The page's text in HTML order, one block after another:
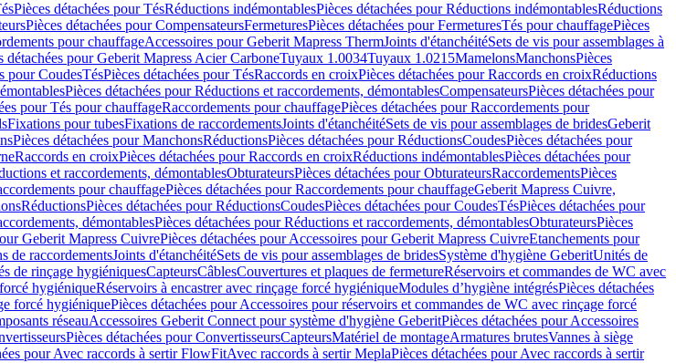
Pièces détachées pour TésRéductions indémontablesPièces détachées pour Réductions indémontablesRéductions
Pièces détachées pour CompensateursFermeturesPièces détachées pour FermeturesTés pour chauffagePièces
pour chauffageAccessoires pour Geberit Mapress ThermJoints d'étanchéitéSets de vis pour assemblages à
détachées pour Geberit Mapress Acier CarboneTuyaux 1.0034Tuyaux 1.0215MamelonsManchonsPièces
pour CoudesTésPièces détachées pour TésRaccords en croixPièces détachées pour Raccords en croixRéductions
Pièces détachées pour Réductions et raccordements, démontablesCompensateursPièces détachées pour
pour Tés pour chauffageRaccordements pour chauffagePièces détachées pour Raccordements pour
Fixations pour tubesFixations de raccordementsJoints d'étanchéitéSets de vis pour assemblages de bridesGeberit
Pièces détachées pour ManchonsRéductionsPièces détachées pour RéductionsCoudesPièces détachées pour
Raccords en croixPièces détachées pour Raccords en croixRéductions indémontablesPièces détachées pour
et raccordements, démontablesObturateursPièces détachées pour ObturateursRaccordementsPièces
pour chauffagePièces détachées pour Raccordements pour chauffageGeberit Mapress Cuivre,
RéductionsPièces détachées pour RéductionsCoudesPièces détachées pour CoudesTésPièces détachées pour
démontablesPièces détachées pour Réductions et raccordements, démontablesObturateursPièces
Geberit Mapress CuivrePièces détachées pour Accessoires pour Geberit Mapress CuivreEtanchements pour
de raccordementsJoints d'étanchéitéSets de vis pour assemblages de bridesSystème d'hygiène GeberitUnités de
de rinçage hygiéniquesCapteursCâblesCouvertures et plaques de fermetureRéservoirs et commandes de WC avec
hygiéniqueRéservoirs à encastrer avec rinçage forcé hygiéniqueModules d’hygiène intégrésPièces détachées
forcé hygiéniquePièces détachées pour Accessoires pour réservoirs et commandes de WC avec rinçage forcé
réseauAccessoires Geberit Connect pour système d'hygiène GeberitPièces détachées pour Accessoires
Pièces détachées pour ConvertisseursCapteursMatériel de montageArmatures brutesVannes à siège
pour Avec raccords à sertir FlowFitAvec raccords à sertir MeplaPièces détachées pour Avec raccords à sertir